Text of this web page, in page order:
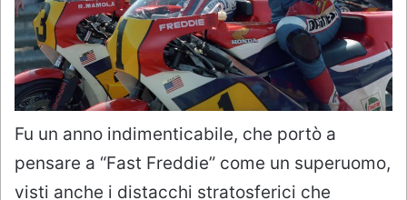
Fu un anno indimenticabile, che portò a
pensare a “Fast Freddie” come un superuomo,
visti anche i distacchi stratosferici che